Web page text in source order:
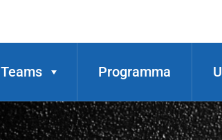
Teams Programma